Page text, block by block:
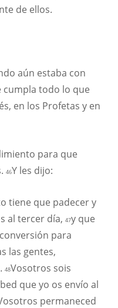
de ellos.
aún estaba con
cumpla todo lo que
en los Profetas y en
para que
46Y les dijo:
tiene que padecer y
al tercer día, 47y que
para
las gentes,
48Vosotros sois
que yo os envío al
permaneced